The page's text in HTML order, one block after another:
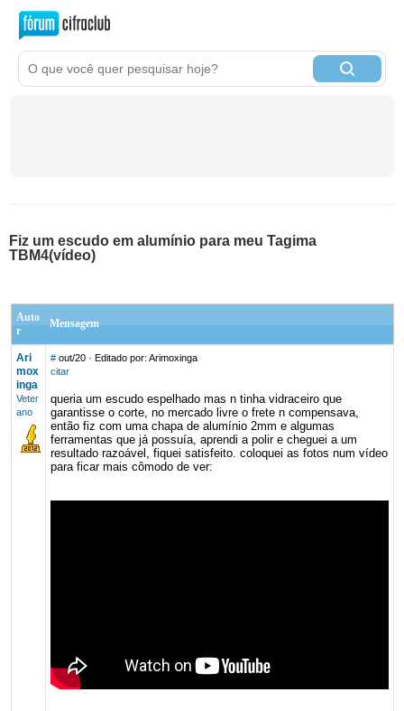
Fiz um escudo em alumínio para meu Tagima
TBM4(vídeo)
Auto
r
Mensagem
Ari
mox
inga
Veter
ano
# out/20· Editado por: Arimoxinga
citar
queria um escudo espelhado mas n tinha vidraceiro que
garantisse o corte, no mercado livre o frete n compensava,
então fiz com uma chapa de alumínio 2mm e algumas
ferramentas que já possuía, aprendi a polir e cheguei a um
resultado razoável, fiquei satisfeito. coloquei as fotos num vídeo
para ficar mais cômodo de ver: